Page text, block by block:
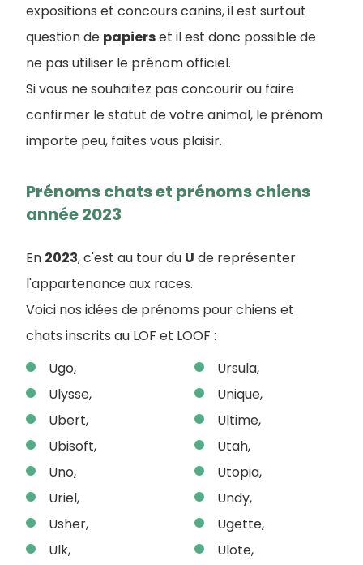
expositions et concours canins, il est surtout
question de papierset il est donc possible de
ne pas utiliser le prénom officiel.
Si vous ne souhaitez pas concourir ou faire
confirmer le statut de votre animal, le prénom
importe peu, faites vous plaisir.
Prénoms chats et prénoms chiens
année 2023
En 2023, c'est au tour du U de représenter
l'appartenance aux races.
Voici nos idées de prénoms pour chiens et
chats inscrits au LOF et LOOF :
Ugo,
Ulysse,
Ubert,
Ubisoft,
Uno,
Uriel,
Usher,
Ulk,
Ursula,
Unique,
Ultime,
Utah,
Utopia,
Undy,
Ugette,
Ulote,